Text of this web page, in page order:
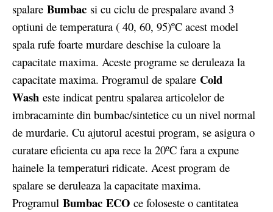
spalare Bumbac si cu ciclu de prespalare avand 3
optiuni de temperatura ( 40, 60, 95)ºC acest model
spala rufe foarte murdare deschise la culoare la
capacitate maxima. Aceste programe se deruleaza la
capacitate maxima. Programul de spalare Cold
Wash este indicat pentru spalarea articolelor de
imbracaminte din bumbac/sintetice cu un nivel normal
de murdarie. Cu ajutorul acestui program, se asigura o
curatare eficienta cu apa rece la 20ºC fara a expune
hainele la temperaturi ridicate. Acest program de
spalare se deruleaza la capacitate maxima.
Programul Bumbac ECO ce foloseste o cantitatea